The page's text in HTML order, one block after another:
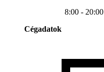
8:00 - 20:00
Cégadatok